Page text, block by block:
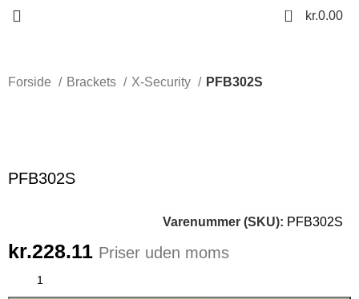
0 kr.0.00
Forside Brackets X-Security PFB302S
PFB302S
Varenummer (SKU): PFB302S
kr.228.11 Priser uden moms